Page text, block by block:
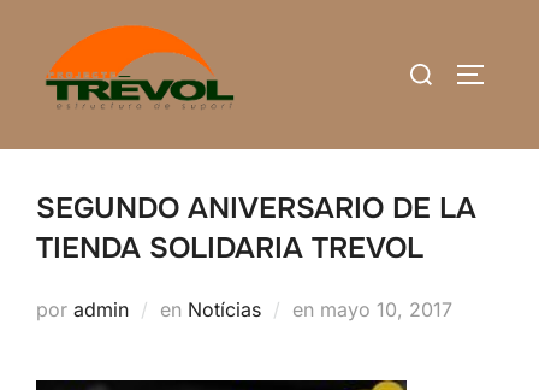
contenido
Buscar:
SEGUNDO ANIVERSARIO DE LA
TIENDA SOLIDARIA TREVOL
por admin en Notícias en Publicado
mayo 10, 2017